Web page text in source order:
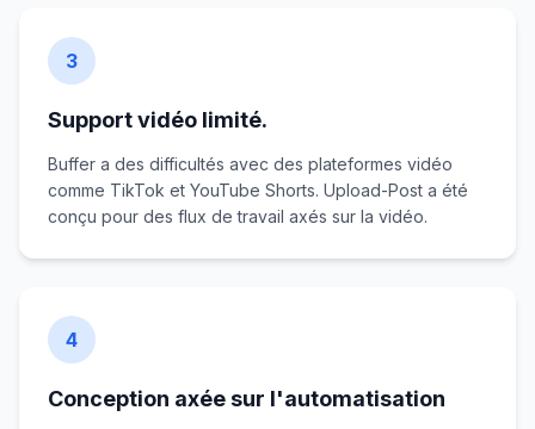
3
Support vidéo limité.
Buffer a des difficultés avec des plateformes vidéo
comme TikTok et YouTube Shorts. Upload-Post a été
conçu pour des flux de travail axés sur la vidéo.
4
Conception axée sur l'automatisation